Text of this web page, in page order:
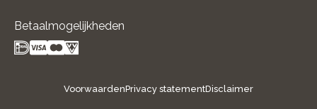
Betaalmogelijkheden
VoorwaardenPrivacy statementDisclaimer